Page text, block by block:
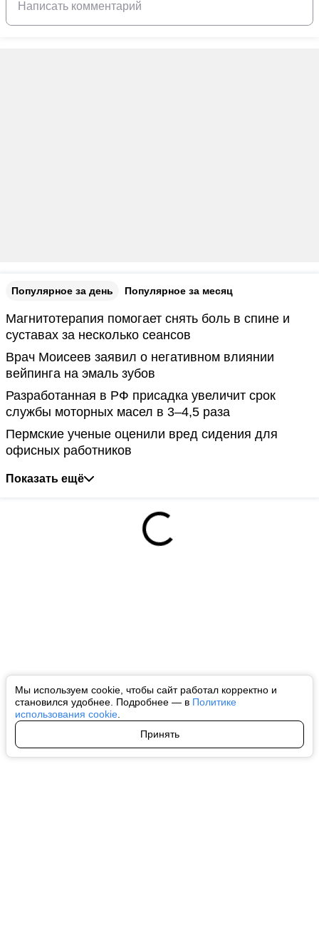
Мы используем cookie, чтобы сайт работал корректно и
становился удобнее. Подробнее — в Политике
использования cookie
Принять
Популярное за день Популярное за месяц
Магнитотерапия помогает снять боль в спине и
суставах за несколько сеансов
Врач Моисеев заявил о негативном влиянии
вейпинга на эмаль зубов
Разработанная в РФ присадка увеличит срок
службы моторных масел в 3–4,5 раза
Пермские ученые оценили вред сидения для
офисных работников
Показать ещё